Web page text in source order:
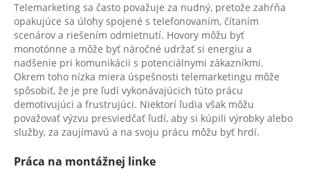
Telemarketing sa často považuje za nudný, pretože zahŕňa
opakujúce sa úlohy spojené s telefonovaním, čítaním
scenárov a riešením odmietnutí. Hovory môžu byť
monotónne a môže byť náročné udržať si energiu a
nadšenie pri komunikácii s potenciálnymi zákazníkmi.
Okrem toho nízka miera úspešnosti telemarketingu môže
spôsobiť, že je pre ľudí vykonávajúcich túto prácu
demotivujúci a frustrujúci. Niektorí ľudia však môžu
považovať výzvu presviedčať ľudí, aby si kúpili výrobky alebo
služby, za zaujímavú a na svoju prácu môžu byť hrdí.
Práca na montážnej linke